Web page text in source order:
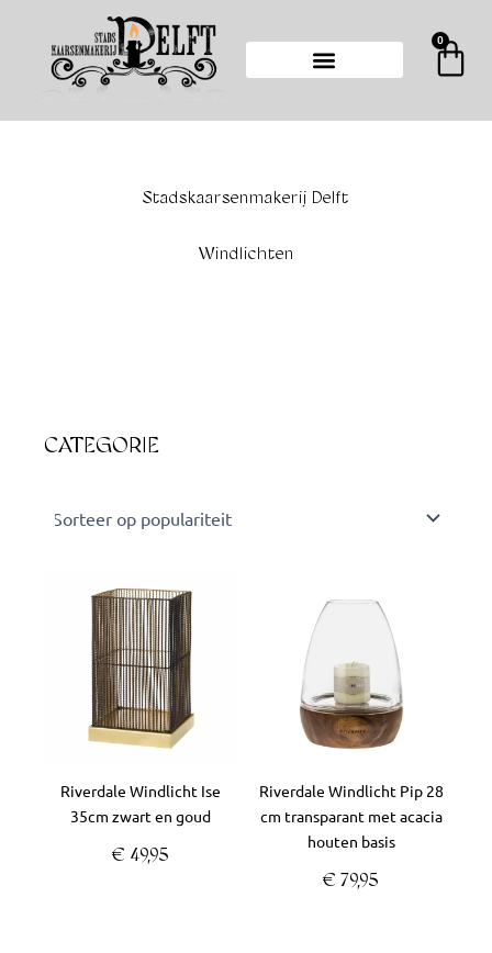
0
Stadskaarsenmakerij Delft
Windlichten
CATEGORIE
Riverdale Windlicht Ise
35cm zwart en goud
€ 49,95
Riverdale Windlicht Pip 28
cm transparant met acacia
houten basis
€ 79,95